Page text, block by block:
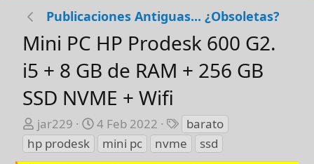
Publicaciones Antiguas... ¿Obsoletas?
Mini PC HP Prodesk 600 G2.
i5 + 8 GB de RAM + 256 GB
SSD NVME + Wifi
A
u
t
jar229
F
e
c
4 Feb 2022
E
t
i
barato
hp prodesk
mini pc nvme
ssd